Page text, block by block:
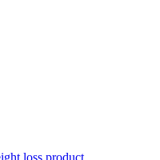
loss product